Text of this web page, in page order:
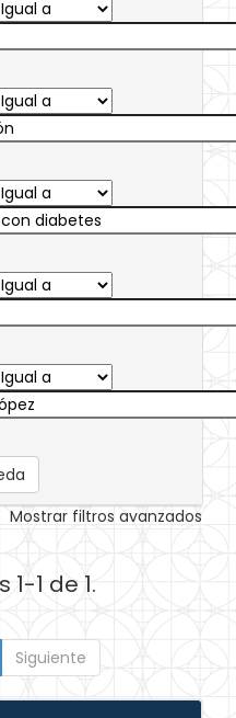
Mostrar filtros avanzados
1 de 1.
Siguiente